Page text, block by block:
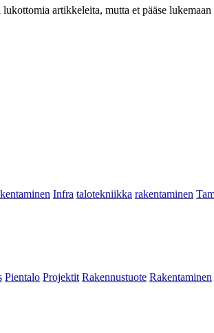
artikkeleita, mutta et pääse
Infra talotekniikka rakentaminen
Pientalo Projektit Rakennustuote Rakentaminen